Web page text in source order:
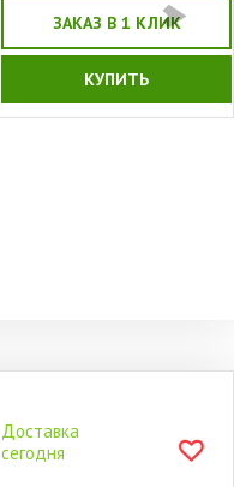
ЗАКАЗ В 1 КЛИК
КУПИТЬ
Доставка
сегодня